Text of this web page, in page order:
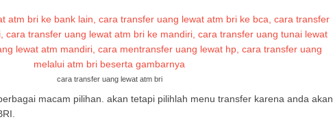
cara transfer uang lewat atm bri
macam pilihan. akan tetapi pilihlah menu transfer karena anda akan